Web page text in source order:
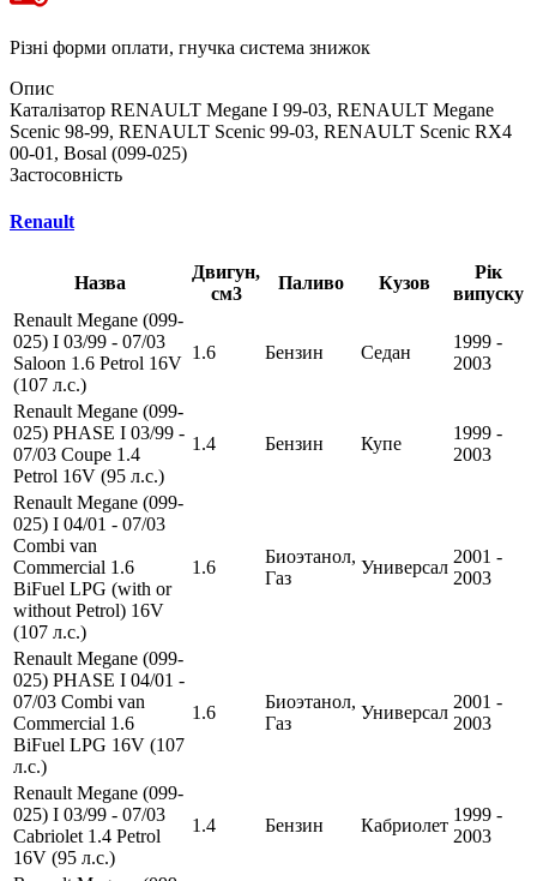
Різні форми оплати, гнучка система знижок
Опис
Каталізатор RENAULT Megane I 99-03, RENAULT Megane
Scenic 98-99, RENAULT Scenic 99-03, RENAULT Scenic RX4
00-01, Bosal (099-025)
Застосовність
Renault
Назва
Двигун,
см3
Паливо Кузов
Рік
випуску
Renault Megane (099-
025) I 03/99 - 07/03
Saloon 1.6 Petrol 16V
(107 л.с.)
1.6 Бензин Седан
1999 -
2003
Renault Megane (099-
025) PHASE I 03/99 -
07/03 Coupe 1.4
Petrol 16V (95 л.с.)
1.4 Бензин Купе
1999 -
2003
Renault Megane (099-
025) I 04/01 - 07/03
Combi van
Commercial 1.6
BiFuel LPG (with or
without Petrol) 16V
(107 л.с.)
1.6
Биоэтанол,
Газ
Универсал
2001 -
2003
Renault Megane (099-
025) PHASE I 04/01 -
07/03 Combi van
Commercial 1.6
BiFuel LPG 16V (107
л.с.)
1.6
Биоэтанол,
Газ
Универсал
2001 -
2003
Renault Megane (099-
025) I 03/99 - 07/03
Cabriolet 1.4 Petrol
16V (95 л.с.)
1.4 Бензин Кабриолет
1999 -
2003